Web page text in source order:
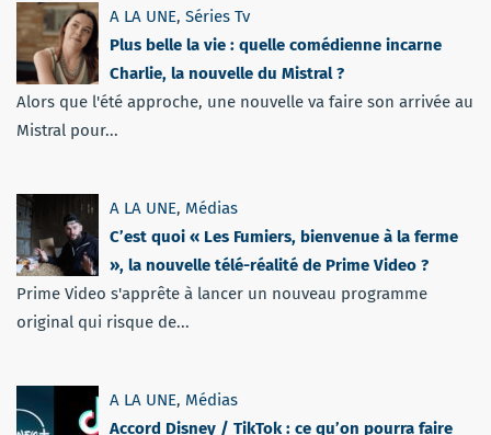
A LA UNE, Séries Tv
Plus belle la vie : quelle comédienne incarne
Charlie, la nouvelle du Mistral ?
Alors que l'été approche, une nouvelle va faire son arrivée au
Mistral pour...
A LA UNE, Médias
C’est quoi « Les Fumiers, bienvenue à la ferme
», la nouvelle télé-réalité de Prime Video ?
Prime Video s'apprête à lancer un nouveau programme
original qui risque de...
A LA UNE, Médias
Accord Disney / TikTok : ce qu’on pourra faire